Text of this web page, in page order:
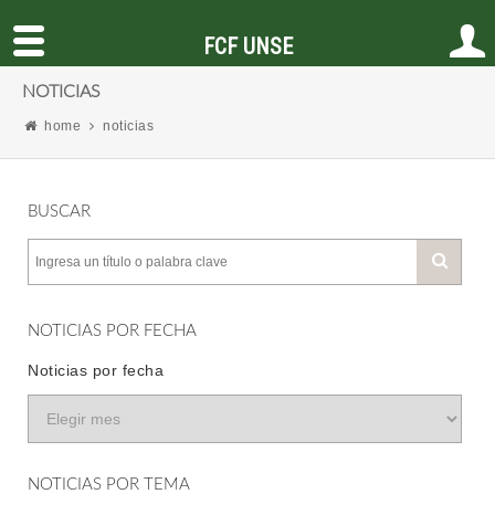
NOTICIAS
home noticias
BUSCAR
NOTICIAS POR FECHA
Noticias por fecha
NOTICIAS POR TEMA
FCF UNSE